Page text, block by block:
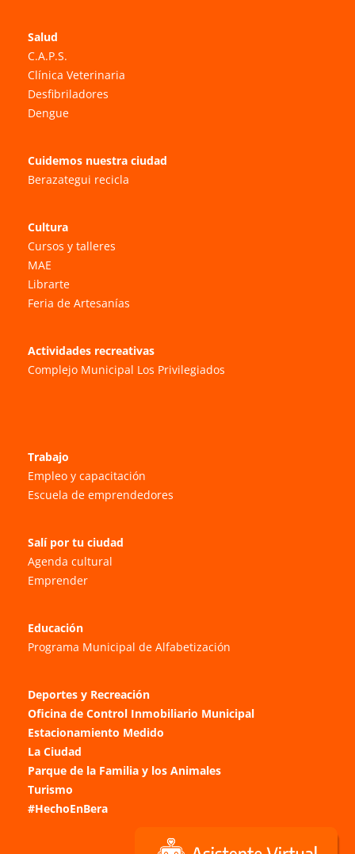
Salud
C.A.P.S.
Clínica Veterinaria
Desfibriladores
Dengue
Cuidemos nuestra ciudad
Berazategui recicla
Cultura
Cursos y talleres
MAE
Librarte
Feria de Artesanías
Actividades recreativas
Complejo Municipal Los Privilegiados
Trabajo
Empleo y capacitación
Escuela de emprendedores
Salí por tu ciudad
Agenda cultural
Emprender
Educación
Programa Municipal de Alfabetización
Deportes y Recreación
Oficina de Control Inmobiliario Municipal
Estacionamiento Medido
La Ciudad
Parque de la Familia y los Animales
Turismo
#HechoEnBera